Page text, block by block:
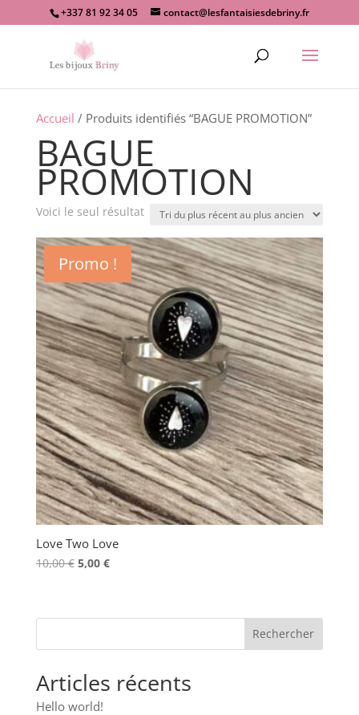
+337 81 92 34 05 contact@lesfantaisiesdebriny.fr
Accueil / Produits identifiés “BAGUE PROMOTION”
BAGUE
PROMOTION
Voici le seul résultat
Promo !
Love Two Love
10,00€ Le
était :
5,00 €Le
est :
Articles récents
Hello world!